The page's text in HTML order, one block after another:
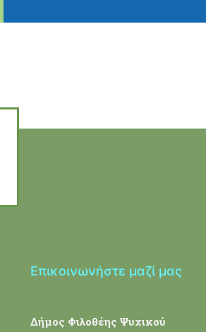
Επικοινωνήστε μαζί μας
Δήμος Φιλοθέης Ψυχικού